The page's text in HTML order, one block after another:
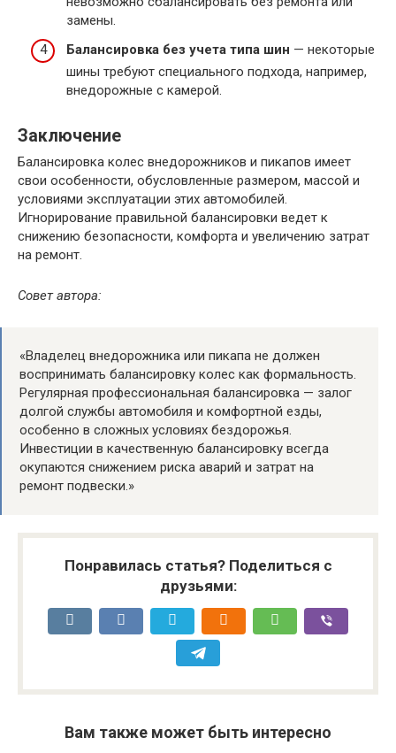
замены.
Балансировка без учета типа шин — некоторые
шины требуют специального подхода, например,
внедорожные с камерой.
Заключение
Балансировка колес внедорожников и пикапов имеет
свои особенности, обусловленные размером, массой и
условиями эксплуатации этих автомобилей.
Игнорирование правильной балансировки ведет к
снижению безопасности, комфорта и увеличению затрат
на ремонт.
Совет автора:
«Владелец внедорожника или пикапа не должен
воспринимать балансировку колес как формальность.
Регулярная профессиональная балансировка — залог
долгой службы автомобиля и комфортной езды,
особенно в сложных условиях бездорожья.
Инвестиции в качественную балансировку всегда
окупаются снижением риска аварий и затрат на
ремонт подвески.»
Понравилась статья? Поделиться с
друзьями:
Вам также может быть интересно